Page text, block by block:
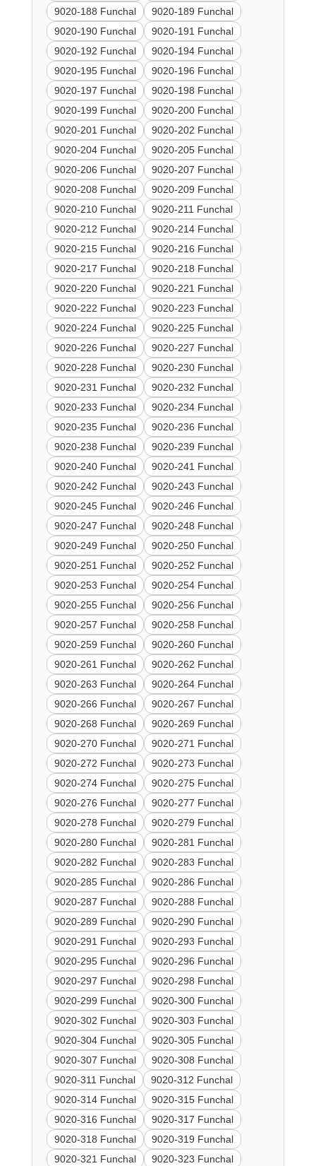
9020-188 Funchal
9020-189 Funchal
9020-190 Funchal
9020-191 Funchal
9020-192 Funchal
9020-194 Funchal
9020-195 Funchal
9020-196 Funchal
9020-197 Funchal
9020-198 Funchal
9020-199 Funchal
9020-200 Funchal
9020-201 Funchal
9020-202 Funchal
9020-204 Funchal
9020-205 Funchal
9020-206 Funchal
9020-207 Funchal
9020-208 Funchal
9020-209 Funchal
9020-210 Funchal
9020-211 Funchal
9020-212 Funchal
9020-214 Funchal
9020-215 Funchal
9020-216 Funchal
9020-217 Funchal
9020-218 Funchal
9020-220 Funchal
9020-221 Funchal
9020-222 Funchal
9020-223 Funchal
9020-224 Funchal
9020-225 Funchal
9020-226 Funchal
9020-227 Funchal
9020-228 Funchal
9020-230 Funchal
9020-231 Funchal
9020-232 Funchal
9020-233 Funchal
9020-234 Funchal
9020-235 Funchal
9020-236 Funchal
9020-238 Funchal
9020-239 Funchal
9020-240 Funchal
9020-241 Funchal
9020-242 Funchal
9020-243 Funchal
9020-245 Funchal
9020-246 Funchal
9020-247 Funchal
9020-248 Funchal
9020-249 Funchal
9020-250 Funchal
9020-251 Funchal
9020-252 Funchal
9020-253 Funchal
9020-254 Funchal
9020-255 Funchal
9020-256 Funchal
9020-257 Funchal
9020-258 Funchal
9020-259 Funchal
9020-260 Funchal
9020-261 Funchal
9020-262 Funchal
9020-263 Funchal
9020-264 Funchal
9020-266 Funchal
9020-267 Funchal
9020-268 Funchal
9020-269 Funchal
9020-270 Funchal
9020-271 Funchal
9020-272 Funchal
9020-273 Funchal
9020-274 Funchal
9020-275 Funchal
9020-276 Funchal
9020-277 Funchal
9020-278 Funchal
9020-279 Funchal
9020-280 Funchal
9020-281 Funchal
9020-282 Funchal
9020-283 Funchal
9020-285 Funchal
9020-286 Funchal
9020-287 Funchal
9020-288 Funchal
9020-289 Funchal
9020-290 Funchal
9020-291 Funchal
9020-293 Funchal
9020-295 Funchal
9020-296 Funchal
9020-297 Funchal
9020-298 Funchal
9020-299 Funchal
9020-300 Funchal
9020-302 Funchal
9020-303 Funchal
9020-304 Funchal
9020-305 Funchal
9020-307 Funchal
9020-308 Funchal
9020-311 Funchal
9020-312 Funchal
9020-314 Funchal
9020-315 Funchal
9020-316 Funchal
9020-317 Funchal
9020-318 Funchal
9020-319 Funchal
9020-321 Funchal
9020-323 Funchal